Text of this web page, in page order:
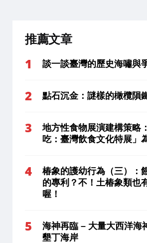
推薦文章
談一談臺灣的歷史海嘯與
點石沉金：謎樣的橄欖隕
地方性食物展演建構策略
吃：臺灣飲食文化特展」
椿象的護幼行為（三）：
的專利？不！土椿象類也
喔！
海神再臨 – 大量大西洋海
墾丁海岸